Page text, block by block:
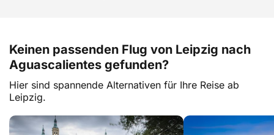
Keinen passenden Flug von Leipzig nach
Aguascalientes gefunden?
Hier sind spannende Alternativen für Ihre Reise ab
Leipzig.